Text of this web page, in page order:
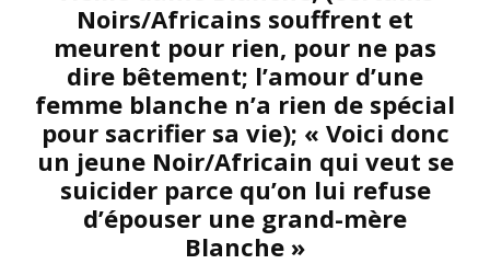
Noirs/Africains souffrent et
meurent pour rien, pour ne pas
dire bêtement; l’amour d’une
femme blanche n’a rien de spécial
pour sacrifier sa vie); « Voici donc
un jeune Noir/Africain qui veut se
suicider parce qu’on lui refuse
d’épouser une grand-mère
Blanche »